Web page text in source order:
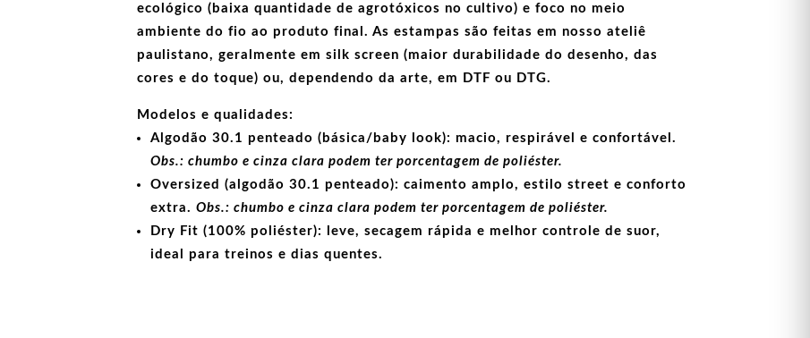
ecológico (baixa quantidade de agrotóxicos no cultivo) e foco no meio
ambiente do fio ao produto final. As estampas são feitas em nosso ateliê
paulistano, geralmente em silk screen (maior durabilidade do desenho, das
cores e do toque) ou, dependendo da arte, em
DTF ou DTG.
Modelos e qualidades:
Algodão 30.1 penteado (básica/baby look): macio, respirável e confortável.
Obs.: chumbo e cinza clara podem ter porcentagem de poliéster.
Oversized (algodão 30.1 penteado): caimento amplo, estilo street e conforto
extra. Obs.: chumbo e cinza clara podem ter porcentagem de poliéster.
Dry Fit (100% poliéster):
leve, secagem rápida e melhor controle de suor,
ideal para treinos e dias quentes.